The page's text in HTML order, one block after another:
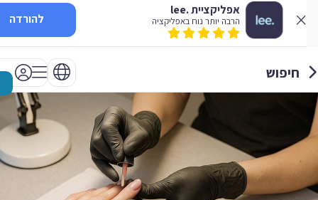
אפליקציית .lee
הרבה יותר נוח באפליקציה להורדה
חיפוש